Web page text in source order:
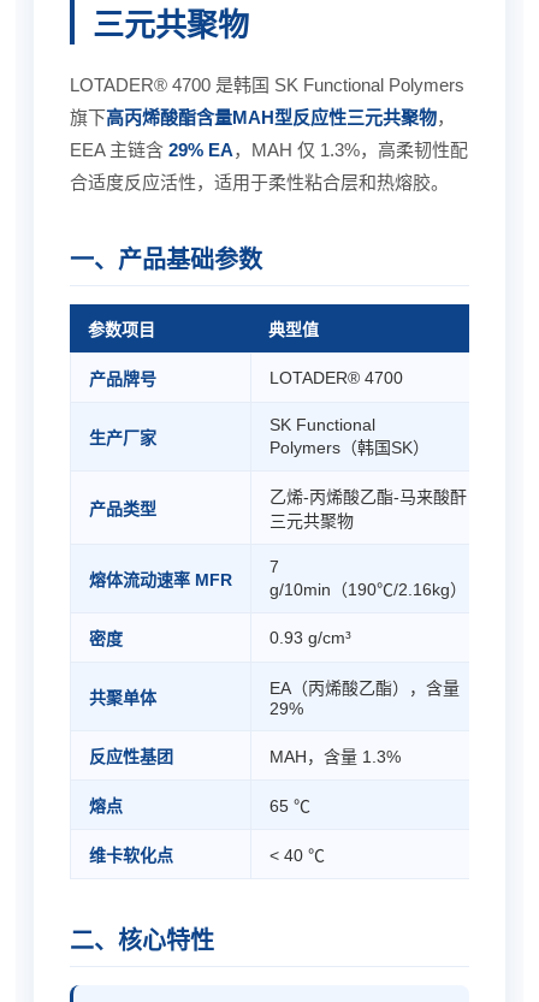
三元共聚物
LOTADER® 4700 是韩国 SK Functional Polymers
旗下高丙烯酸酯含量MAH型反应性三元共聚物，
EEA 主链含 29% EA，MAH 仅 1.3%，高柔韧性配
合适度反应活性，适用于柔性粘合层和热熔胶。
一、产品基础参数
参数项目 典型值
产品牌号 LOTADER® 4700
生产厂家
SK Functional
Polymers（韩国SK）
产品类型
乙烯-丙烯酸乙酯-马来酸酐
三元共聚物
熔体流动速率 MFR
7
g/10min（190℃/2.16kg）
密度 0.93 g/cm³
共聚单体
EA（丙烯酸乙酯），含量
29%
反应性基团 MAH，含量 1.3%
熔点 65 ℃
维卡软化点 < 40 ℃
二、核心特性